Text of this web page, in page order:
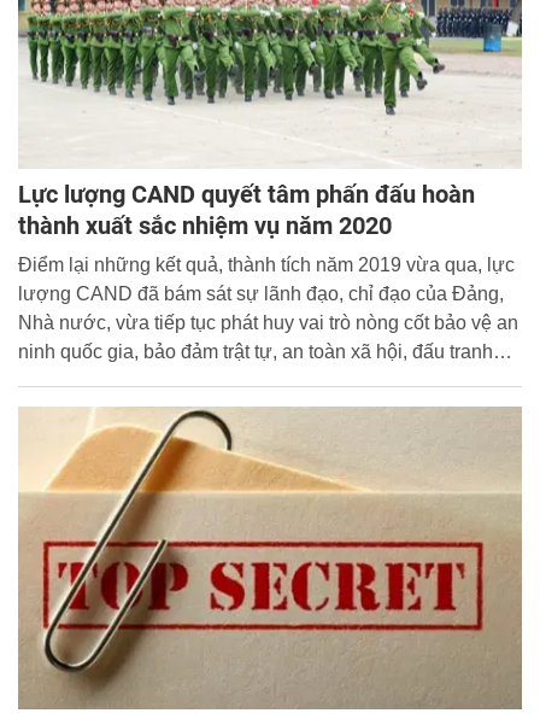
Lực lượng CAND quyết tâm phấn đấu hoàn
thành xuất sắc nhiệm vụ năm 2020
Điểm lại những kết quả, thành tích năm 2019 vừa qua, lực
lượng CAND đã bám sát sự lãnh đạo, chỉ đạo của Đảng,
Nhà nước, vừa tiếp tục phát huy vai trò nòng cốt bảo vệ an
ninh quốc gia, bảo đảm trật tự, an toàn xã hội, đấu tranh
tiếp tục thể hiện quyết tâm chính trị rất cao trong toàn lực